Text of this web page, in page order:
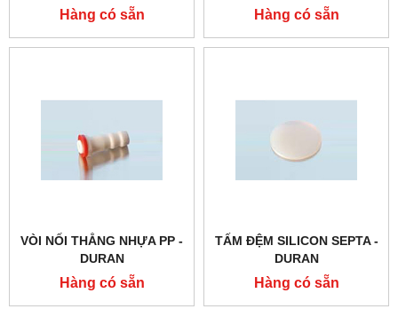
PP - DURAN
Hàng có sẵn Hàng có sẵn
VÒI NỐI THẲNG NHỰA PP -
DURAN
Hàng có sẵn
TẤM ĐỆM SILICON SEPTA -
DURAN
Hàng có sẵn